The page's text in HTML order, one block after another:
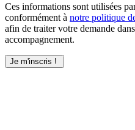
Ces informations sont utilisées
conformément à notre politique
afin de traiter votre demande
accompagnement.